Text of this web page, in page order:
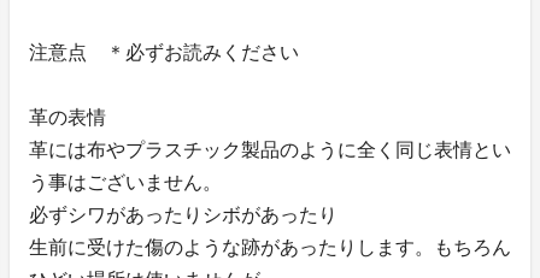
注意点 ＊必ずお読みください
革の表情
革には布やプラスチック製品のように全く同じ表情とい
う事はございません。
必ずシワがあったりシボがあったり
生前に受けた傷のような跡があったりします。もちろん